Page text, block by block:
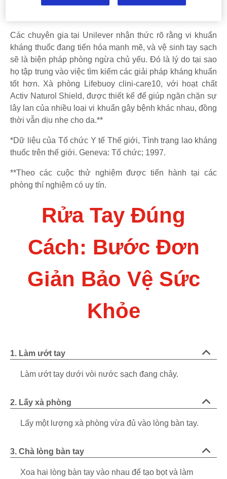
bác sĩ, một trong những cách tự bảo vệ hiệu quả và đơn
Các chuyên gia tại Unilever nhận thức rõ rằng vi khuẩn
kháng thuốc đang tiến hóa mạnh mẽ, và vệ sinh tay sạch
sẽ là biện pháp phòng ngừa chủ yếu. Đó là lý do tại sao
họ tập trung vào việc tìm kiếm các giải pháp kháng khuẩn
tốt hơn. Xà phòng Lifebuoy clini-care10, với hoạt chất
Activ Naturol Shield, được thiết kế để giúp ngăn chặn sự
lây lan của nhiều loại vi khuẩn gây bệnh khác nhau, đồng
thời vẫn dịu nhẹ cho da.**
*Dữ liệu của Tổ chức Y tế Thế giới, Tình trạng lao kháng
thuốc trên thế giới. Geneva: Tổ chức; 1997.
**Theo các cuộc thử nghiệm được tiến hành tại các
phòng thí nghiệm có uy tín.
Rửa Tay Đúng
Cách: Bước Đơn
Giản Bảo Vệ Sức
Khỏe
1. Làm ướt tay
Làm ướt tay dưới vòi nước sạch đang chảy.
2. Lấy xà phòng
Lấy một lượng xà phòng vừa đủ vào lòng bàn tay.
3. Chà lòng bàn tay
Xoa hai lòng bàn tay vào nhau để tạo bọt và làm